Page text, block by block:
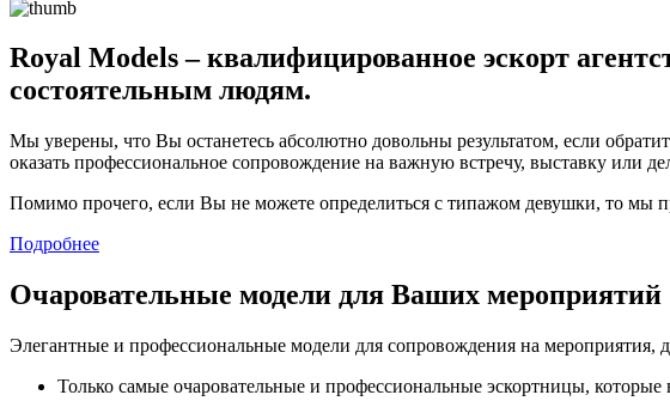
Royal Models – квалифицированное эскорт
состоятельным людям.
Мы уверены, что Вы останетесь абсолютно довольны результатом, если
оказать профессиональное сопровождение на важную встречу, выставку или
Помимо прочего, если Вы не можете определиться с типажом девушки, то мы
Подробнее
Очаровательные модели для Ваших мероприятий
Элегантные и профессиональные модели для сопровождения на
Только самые очаровательные и профессиональные эскортницы, которые